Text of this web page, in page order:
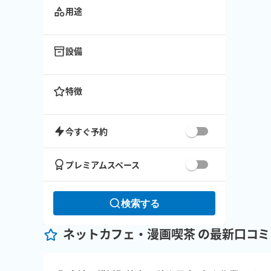
用途
設備
特徴
今すぐ予約
プレミアムスペース
検索する
ネットカフェ・漫画喫茶 の最新口コ